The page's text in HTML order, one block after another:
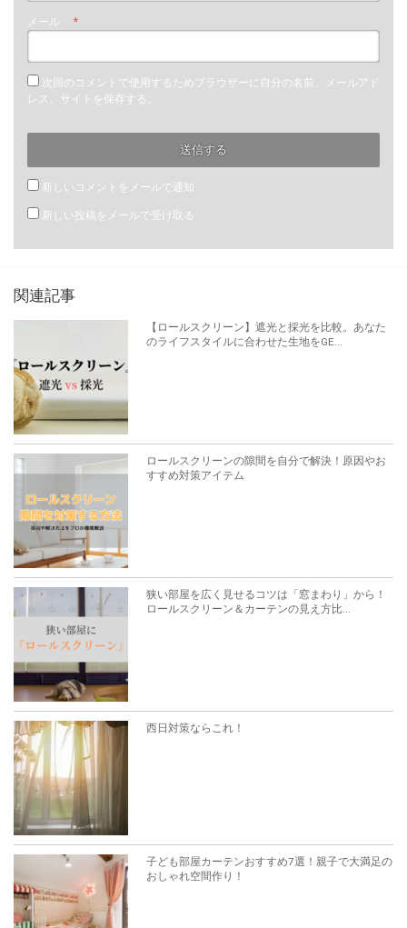
メール *
次回のコメントで使用するためブラウザーに自分の名前、メールアド
レス、サイトを保存する。
新しいコメントをメールで通知
新しい投稿をメールで受け取る
関連記事
【ロールスクリーン】遮光と採光を比較。あなた
のライフスタイルに合わせた生地をGE...
ロールスクリーンの隙間を自分で解決！原因やお
すすめ対策アイテム
狭い部屋を広く見せるコツは「窓まわり」から！
ロールスクリーン＆カーテンの見え方比...
西日対策ならこれ！
子ども部屋カーテンおすすめ7選！親子で大満足の
おしゃれ空間作り！